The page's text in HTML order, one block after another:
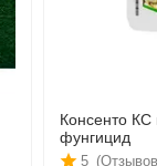
Консенто
фунгицид
5